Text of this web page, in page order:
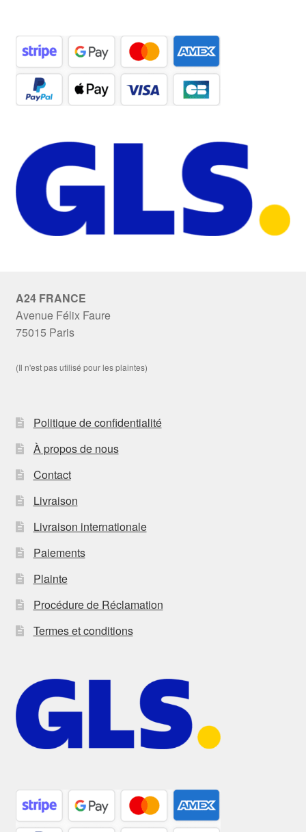
A24 FRANCE
Avenue Félix Faure
75015 Paris
(Il n'est pas utilisé pour les plaintes)
Politique de confidentialité
À propos de nous
Contact
Livraison
Livraison internationale
Paiements
Plainte
Procédure de Réclamation
Termes et conditions